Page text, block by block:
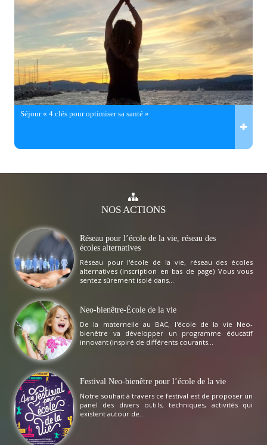
Séjour « 4 clés pour optimiser sa santé »
NOSACTIONS
Réseau pour l’école de la vie, réseau des
écoles alternatives
Réseau pour l'école de la vie, réseau des écoles
alternatives (inscription en bas de page) Vous vous
sentez sûrement isolé dans...
Neo-bienêtre-École de la vie
De la maternelle au BAC, l'école de la vie Neo-
bienêtre va développer un programme éducatif
innovant (inspiré de différents courants...
Festival Neo-bienêtre pour l’école de la vie
Notre souhait à travers ce festival est de proposer un
panel des divers outils, techniques, activités qui
existent autour de...